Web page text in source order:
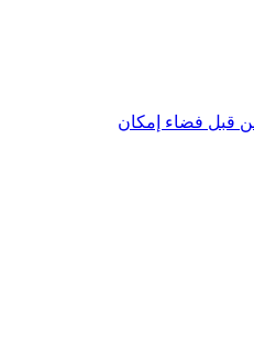
قبل فضاء إمكان